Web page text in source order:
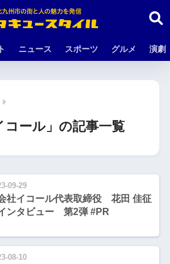
ニュース スポーツ グルメ 演劇
コール」の記事一覧
09-29
社イコール代表取締役 花田 佳征
ンタビュー 第2弾 #PR
08-10